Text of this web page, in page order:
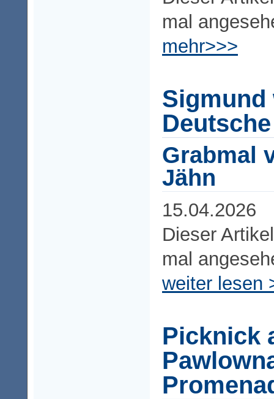
mal
mehr>>>
Sigmund
Grabmal
Jähn
15.04.2026
Dieser
mal
weiter lesen
Picknick